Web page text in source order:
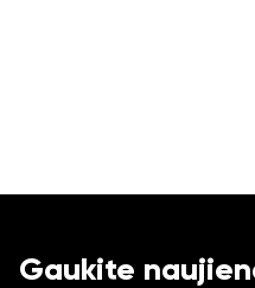
Gaukite